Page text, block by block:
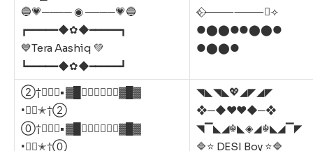
🔵💗──── ◉ ────💗🔵
┏━━━━━◆✿◆━━━━━┓
💙Tera Aashiq 💚
┗━━━━━◆✿◆━━━━━┛
⟣⃟⸻⸻⃟⟢
●⬤⬤●●⬤⬤●
●⬤⬤●
②†✭⃢⃢• ▓█▓⃢⃢♚⃢⃢▓█▓
•⃢⃢✭†②
⓪†✭⃢⃢• ▓█▓⃢⃢♚⃢⃢▓█▓
•⃢⃢✭†⓪
◥◣◥◣💖◢◤◢◤
❖─◆❤️❤️◆─❖
◥▔◣◢☬◣◈◢☬◣◢▔◤
🔷⭐ DESI Boy ⭐🔷